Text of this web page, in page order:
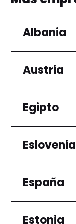
Albania
Austria
Egipto
Eslovenia
España
Estonia